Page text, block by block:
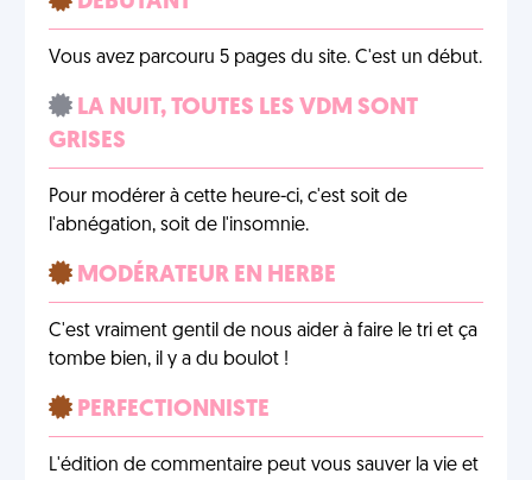
Vous avez parcouru 5 pages du site. C'est un début.
LA NUIT, TOUTES LES VDM SONT
GRISES
Pour modérer à cette heure-ci, c'est soit de
l'abnégation, soit de l'insomnie.
MODÉRATEUR EN HERBE
C'est vraiment gentil de nous aider à faire le tri et ça
tombe bien, il y a du boulot !
PERFECTIONNISTE
L'édition de commentaire peut vous sauver la vie et